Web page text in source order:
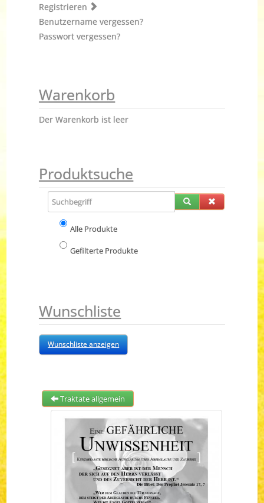
Registrieren
Benutzername vergessen?
Passwort vergessen?
Warenkorb
Der Warenkorb ist leer
Produktsuche
Alle Produkte
Gefilterte Produkte
Wunschliste
Wunschliste anzeigen
Traktate allgemein